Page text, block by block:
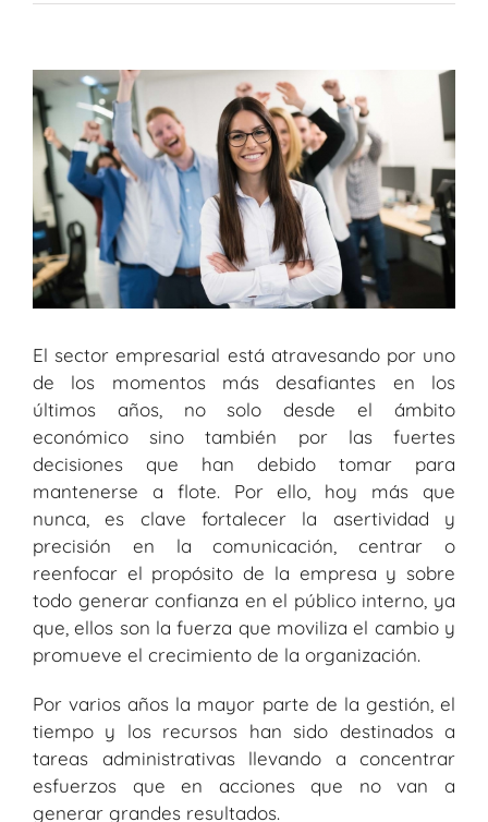
Ver
imagen
más
grande
El sector empresarial está atravesando por uno
de los momentos más desafiantes en los
últimos años, no solo desde el ámbito
económico sino también por las fuertes
decisiones que han debido tomar para
mantenerse a flote. Por ello, hoy más que
nunca, es clave fortalecer la asertividad y
precisión en la comunicación, centrar o
reenfocar el propósito de la empresa y sobre
todo generar confianza en el público interno, ya
que, ellos son la fuerza que moviliza el cambio y
promueve el crecimiento de la organización.
Por varios años la mayor parte de la gestión, el
tiempo y los recursos han sido destinados a
tareas administrativas llevando a concentrar
esfuerzos que en acciones que no van a
generar grandes resultados.